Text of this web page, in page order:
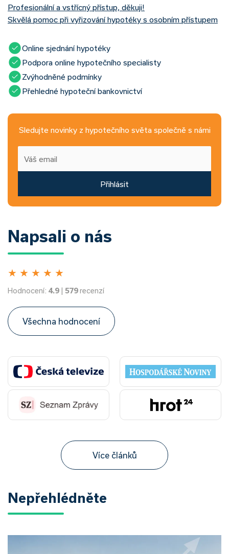
Profesionální a vstřícný přístup, děkuji!
Skvělá pomoc při vyřizování hypotéky s osobním přístupem
Online sjednání hypotéky
Podpora online hypotečního specialisty
Zvýhodněné podmínky
Přehledné hypoteční bankovnictví
Sledujte novinky z hypotečního světa společně s námi
Přihlásit
Napsali o nás
★ ★ ★ ★ ★
Hodnocení: 4.9 | 579recenzí
Všechna hodnocení
Více článků
Nepřehlédněte